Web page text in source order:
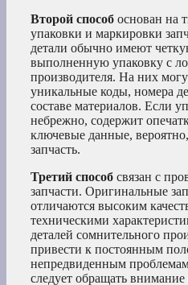
Второй способ основан на
упаковки и маркировки
детали обычно имеют
выполненную упаковку с
производителя. На них
уникальные коды, номера
составе материалов. Если
небрежно, содержит
ключевые данные,
запчасть.
Третий способ связан с
запчасти. Оригинальные
отличаются высоким
техническими
деталей сомнительного
привести к постоянным
непредвиденным
следует обращать внимание